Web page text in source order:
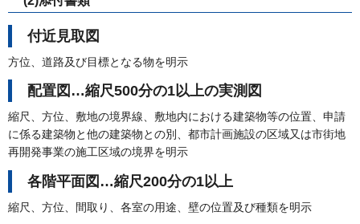
付近見取図
方位、道路及び目標となる物を明示
配置図…縮尺500分の1以上の実測図
縮尺、方位、敷地の境界線、敷地内における建築物等の位置、申請
に係る建築物と他の建築物との別、都市計画施設の区域又は市街地
再開発事業の施工区域の境界を明示
各階平面図…縮尺200分の1以上
縮尺、方位、間取り、各室の用途、壁の位置及び種類を明示